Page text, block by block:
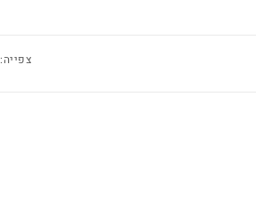
צפייה: